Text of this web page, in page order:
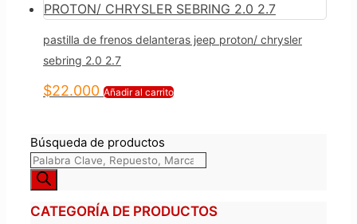
pastilla de frenos delanteras jeep proton/ chrysler
sebring 2.0 2.7
$22.000 Añadir al carrito
Búsqueda de productos
CATEGORÍA DE PRODUCTOS